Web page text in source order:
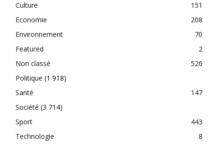
Culture
151
Economie
208
Environnement
70
Featured
2
Non classé
526
Politique (1 918)
Santé
147
Société (3 714)
Sport
443
Technologie
8